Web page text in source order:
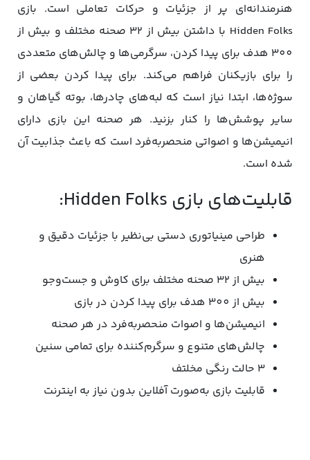
هنرمندانه‌ای پر از جزئیات و حرکات تعاملی است. بازی
Hidden Folks با داشتن بیش از 32 صحنه مختلف و بیش از
300 هدف برای پیدا کردن، سرگرمی‌ها و چالش‌های متعددی
را برای بازیکنان فراهم می‌کند. برای پیدا کردن بعضی از
سوژه‌ها، ابتدا نیاز است که لبه‌های چادرها، بوته گیاهان و
سایر پوشش‌ها را کنار بزنید. هر صحنه این بازی دارای
انیمیشن‌ها و اصواتی منحصربه‌فرد است که باعث جذابیت آن
شده است.
قابلیت‌های بازی Hidden Folks:
طراحی مینیاتوری دستی بی‌نظیر با جزئیات دقیق و
هنری
بیش از 32 صحنه مختلف برای کاوش و جست‌وجو
بیش از 300 هدف برای پیدا کردن در بازی
انیمیشن‌ها و اصوات منحصربه‌فرد در هر صحنه
چالش‌های متنوع و سرگرم‌کننده برای تمامی سنین
۳ حالت رنگی مخلتف
قابلیت بازی به‌صورت آفلاین بدون نیاز به اینترنت